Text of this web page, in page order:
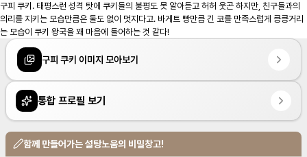
구피 쿠키. 태평스런 성격 탓에 쿠키들의 불평도 못 알아듣고 허허 웃곤 하지만, 친구들과의
의리를 지키는 모습만큼은 둘도 없이 멋지다고. 바게트 빵만큼 긴 코를 만족스럽게 킁킁거리
구피 쿠키 이미지 모아보기
통합 프로필 보기
함께 만들어가는 설탕노움의 비밀창고!